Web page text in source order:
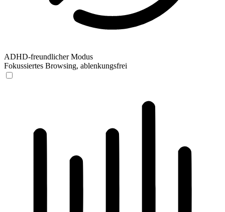
ADHD-freundlicher Modus
Fokussiertes Browsing, ablenkungsfrei